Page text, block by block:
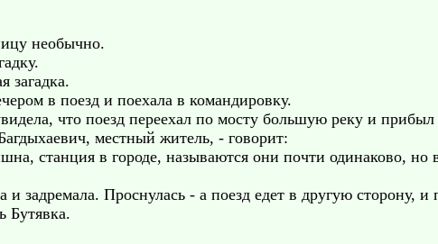
необычно.
загадка.
в поезд и поехала в командировку.
что поезд переехал по мосту большую реку и
местный житель, - говорит:
станция в городе, называются они почти одинаково, но
и задремала. Проснулась - а поезд едет в другую сторону, и
Бутявка.